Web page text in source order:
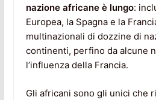
nazione africane è lungo:
Europea, la Spagna e la
multinazionali di dozzine di
continenti, perfino da alcune
l’influenza della Francia.
Gli africani sono gli unici che